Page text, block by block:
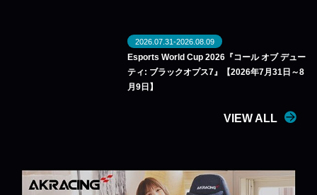
2026.07.31-2026.08.09
Esports World Cup 2026『コール オブ デュー
ティ: ブラックオプス7』【2026年7月31日～8
月9日】
VIEW ALL